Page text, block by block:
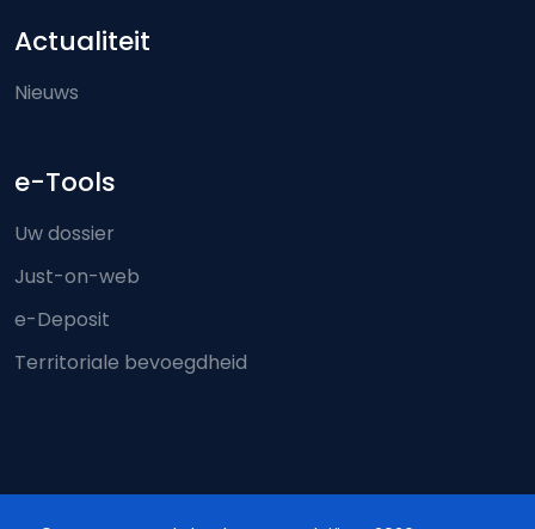
Actualiteit
Nieuws
e-Tools
Uw dossier
Just-on-web
e-Deposit
Territoriale bevoegdheid